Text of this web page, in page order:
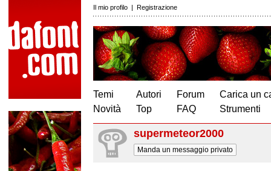
Il mio profilo | Registrazione
Temi
Novità
Autori
Top
Forum
FAQ
Carica un
Strumenti
supermeteor2000
Manda un messaggio privato